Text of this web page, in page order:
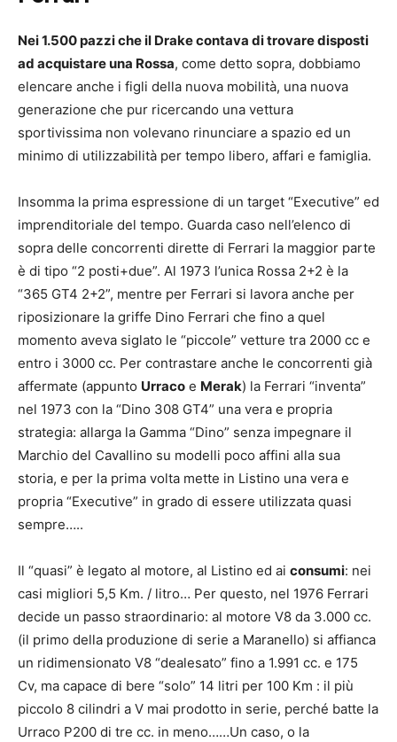
Nei 1.500 pazzi che il Drake contava di trovare disposti
ad acquistare una Rossa, come detto sopra, dobbiamo
elencare anche i figli della nuova mobilità, una nuova
generazione che pur ricercando una vettura
sportivissima non volevano rinunciare a spazio ed un
minimo di utilizzabilità per tempo libero, affari e famiglia.
Insomma la prima espressione di un target “Executive” ed
imprenditoriale del tempo. Guarda caso nell’elenco di
sopra delle concorrenti dirette di Ferrari la maggior parte
è di tipo “2 posti+due”. Al 1973 l’unica Rossa 2+2 è la
“365 GT4 2+2”, mentre per Ferrari si lavora anche per
riposizionare la griffe Dino Ferrari che fino a quel
momento aveva siglato le “piccole” vetture tra 2000 cc e
entro i 3000 cc. Per contrastare anche le concorrenti già
affermate (appunto Urraco e Merak) la Ferrari “inventa”
nel 1973 con la “Dino 308 GT4” una vera e propria
strategia: allarga la Gamma “Dino” senza impegnare il
Marchio del Cavallino su modelli poco affini alla sua
storia, e per la prima volta mette in Listino una vera e
propria “Executive” in grado di essere utilizzata quasi
sempre…..
Il “quasi” è legato al motore, al Listino ed ai consumi: nei
casi migliori 5,5 Km. / litro… Per questo, nel 1976 Ferrari
decide un passo straordinario: al motore V8 da 3.000 cc.
(il primo della produzione di serie a Maranello) si affianca
un ridimensionato V8 “dealesato” fino a 1.991 cc. e 175
Cv, ma capace di bere “solo” 14 litri per 100 Km : il più
piccolo 8 cilindri a V mai prodotto in serie, perché batte la
Urraco P200 di tre cc. in meno……Un caso, o la